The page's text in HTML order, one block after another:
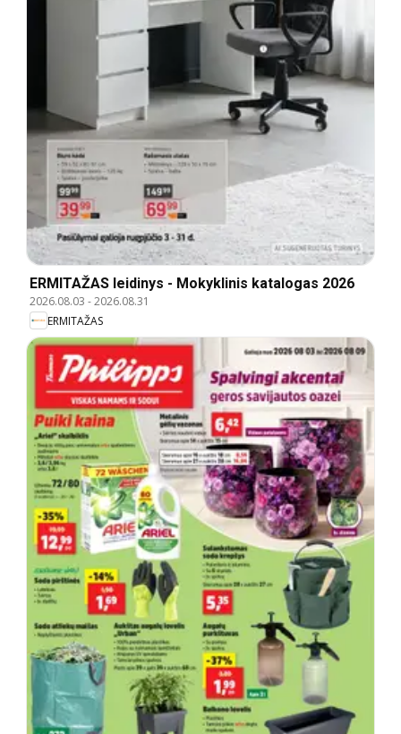
ERMITAŽAS leidinys - Mokyklinis katalogas 2026
2026.08.03 -2026.08.31
ERMITAŽAS